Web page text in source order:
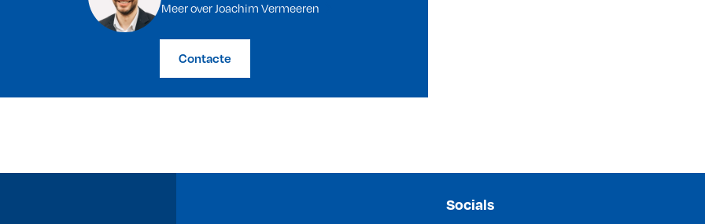
Meer over Joachim Vermeeren
Contacte
Socials